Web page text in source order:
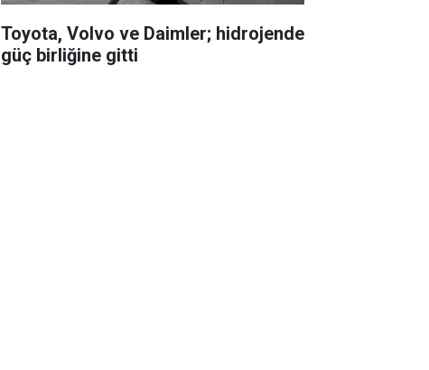
Toyota, Volvo ve Daimler; hidrojende
güç birliğine gitti